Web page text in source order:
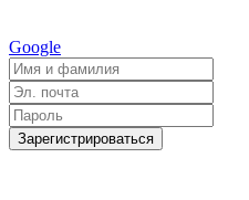
Google
Зарегистрироваться